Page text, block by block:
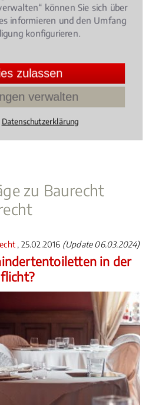
/ Architektenrecht
bei Streitigkeiten mit den
von Vorteil, wenn Ihr
ist und so auch schnell mal
in oder aus der Nähe
zu Baurecht
, 25.02.2016 (Update 06.03.2024)
in der
können Sie sich über
informieren und den Umfang
konfigurieren.
zulassen
verwalten
Datenschutzerklärung